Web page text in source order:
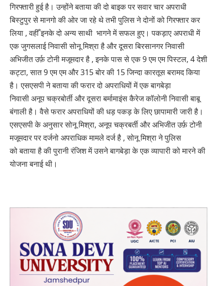
गिरफ्तारी हुई है। उन्होंने बताया की दो बाइक पर सवार चार अपराधी
बिस्टुपुर से मानगो की ओर जा रहे थे तभी पुलिस ने दोनों को गिरफ्तार कर
लिया , वहीँ इनके दो अन्य साथी भागने में सफल हुए। पकड़ाए अपराधी में
एक जुगसलाई निवासी सोनू मिश्रा है और दूसरा बिरसानगर निवासी
अभिजीत उर्फ़ टोनी मजूमदार है , इनके पास से एक 9 एम एम पिस्टल, 4 देशी
कट्टा, सात 9 एम एम और 315 बोर की 15 जिन्दा कारतूस बरामद किया
है। एसएसपी ने बताया की फरार दो अपराधियों में एक बागबेड़ा
निवासी अनूप चक्रबोर्ती और दूसरा बर्मामाइंस कैरेज कॉलोनी निवासी बाबू
बंगाली है। वैसे फरार अपराधियों की धड़ पकड़ के लिए छापामारी जारी है।
एसएसपी के अनुसार सोनू मिश्रा, अनूप चक्रबर्ती और अभिजीत उर्फ़ टोनी
मजूमदार पर दर्जनो अपराधिक मामले दर्ज है , सोनू मिश्रा ने पुलिस
को बताया है की पुरानी रंजिश में उसने बागबेड़ा के एक व्यापारी को मारने की
योजना बनाई थी।